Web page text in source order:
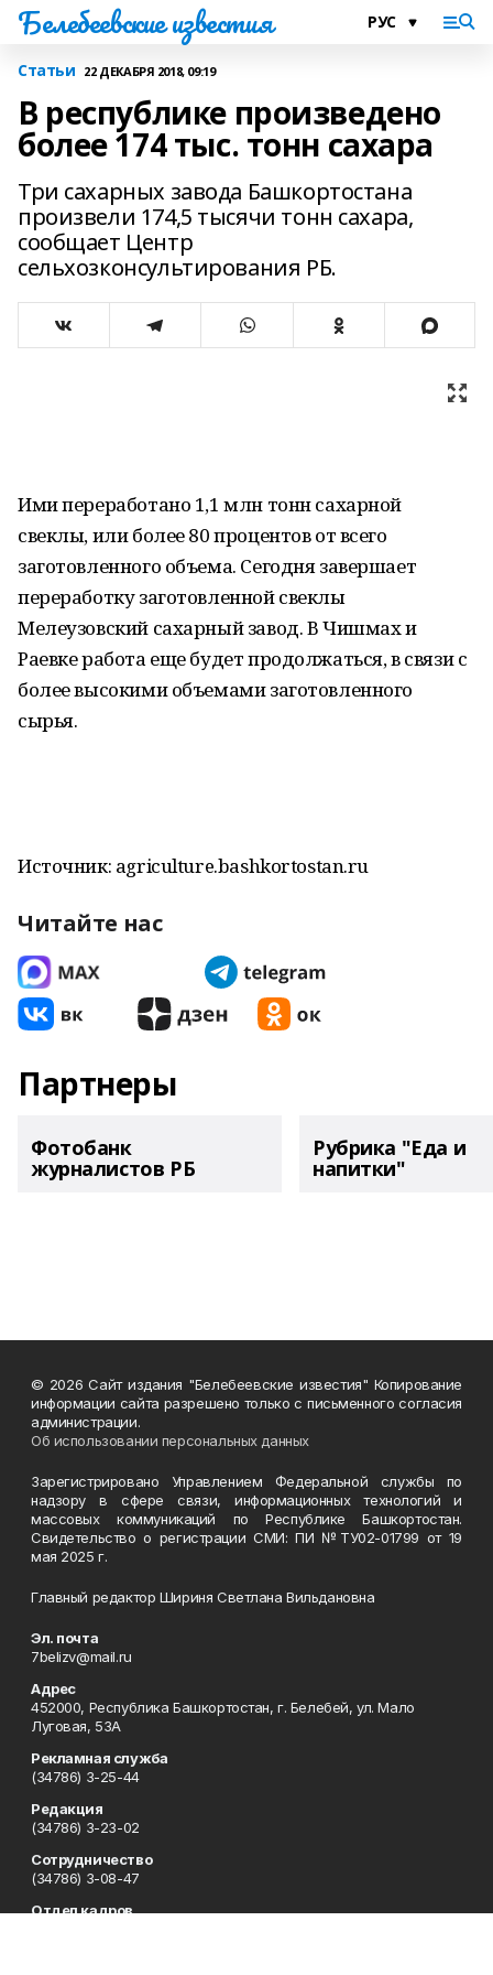
Белебеевские известия
Статьи 22 ДЕКАБРЯ 2018, 09:19
В республике произведено
более 174 тыс. тонн сахара
Три сахарных завода Башкортостана
произвели 174,5 тысячи тонн сахара,
сообщает Центр
сельхозконсультирования РБ.
Ими переработано 1,1 млн тонн сахарной
свеклы, или более 80 процентов от всего
заготовленного объема. Сегодня завершает
переработку заготовленной свеклы
Мелеузовский сахарный завод. В Чишмах и
Раевке работа еще будет продолжаться, в связи с
более высокими объемами заготовленного
сырья.
Источник: agriculture.bashkortostan.ru
Читайте нас
Партнеры
Фотобанк
журналистов РБ
Рубрика "Еда и
напитки"
© 2026 Сайт издания "Белебеевские известия" Копирование
информации сайта разрешено только с письменного согласия
администрации.
Об использовании персональных данных
Зарегистрировано Управлением Федеральной службы по
надзору в сфере связи, информационных технологий и
массовых коммуникаций по Республике Башкортостан.
Свидетельство о регистрации СМИ: ПИ №ТУ02-01799 от 19
мая 2025 г.
Главный редактор Шириня Светлана Вильдановна
Эл. почта
7belizv@mail.ru
Адрес
452000, Республика Башкортостан, г. Белебей, ул. Мало
Луговая, 53А
Рекламная служба
(34786) 3-25-44
Редакция
(34786) 3-23-02
Сотрудничество
(34786) 3-08-47
Отдел кадров